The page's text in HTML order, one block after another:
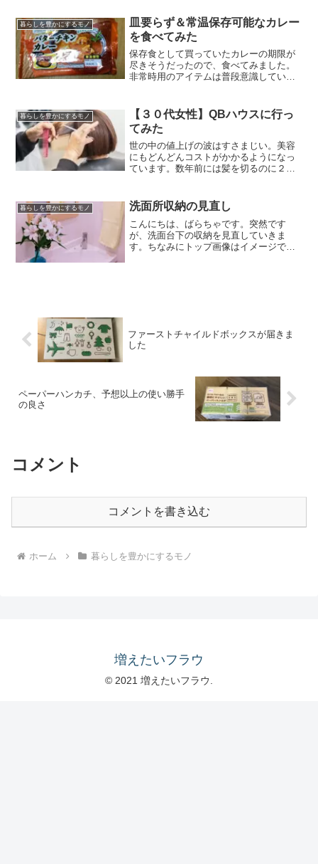
謝っています。逆に大きな音が隣や上の
部屋から何度も響くと、流石に...
暮らしを豊かにするモノ
皿要らず＆常温保存可能なカレー
を食べてみた
保存食として買っていたカレーの期限が
尽きそうだったので、食べてみました。
非常時用のアイテムは普段意識していな
は気が付けたのでえらい。二日前です
が。皆さんはこうならないよ...
暮らしを豊かにするモノ
【３０代女性】QBハウスに行っ
てみた
世の中の値上げの波はすさまじい。美容
にもどんどんコストがかかるようになっ
ています。数年前には髪を切るのに２０
しくなっています。ばらちゃこれ以上の
値上がりはちょっと……カ...
暮らしを豊かにするモノ 洗面所収納の見直し
こんにちは、ばらちゃです。突然です
が、洗面台下の収納を見直していきま
す。ちなみにトップ画像はイメージで
ファーストチャイルドボックスが届きま
した
ペーパーハンカチ、予想以上の使い勝手
の良さ
コメント
コメントを書き込む
ホーム 暮らしを豊かにするモノ
増えたいフラウ
© 2021 増えたいフラウ.